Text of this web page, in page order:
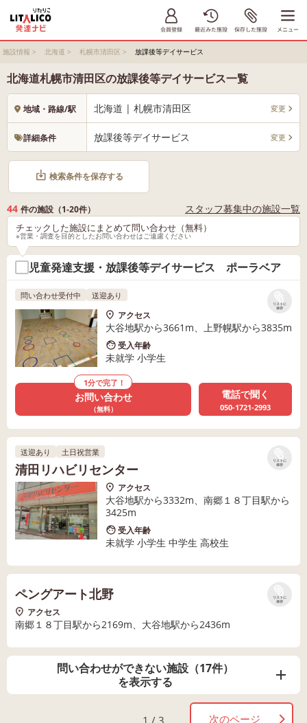
施設情報 > 北海道 > 札幌市清田区 > 放課後等デイサービス
北海道札幌市清田区の放課後等デイサービス一覧
地域・路線/駅 北海道 | 札幌市清田区 変更
詳細条件 放課後等デイサービス 変更
検索条件を保存する
44 件の施設（1-20件） スタッフ募集中の施設一覧
チェックした施設にまとめて問い合わせ（無料）
※営業・調査を目的としたお問い合わせはご遠慮ください
児童発達支援・放課後等デイサービス ポーラベア
リストに
保存
問い合わせ受付中 送迎あり
アクセス
大谷地駅から3661m、上野幌駅から3835m
受入年齢
未就学 小学生
1分で完了！
お問い合わせ
（無料）
電話で聞く
050-1721-2993
リストに
保存
送迎あり 土日祝営業
清田リハビリセンター
アクセス
大谷地駅から3332m、南郷１８丁目駅から
3425m
受入年齢
未就学 小学生 中学生 高校生
リストに
保存
ペングアート北野
アクセス
南郷１８丁目駅から2169m、大谷地駅から2436m
問い合わせができない施設（17件）
を表示する
次のページ